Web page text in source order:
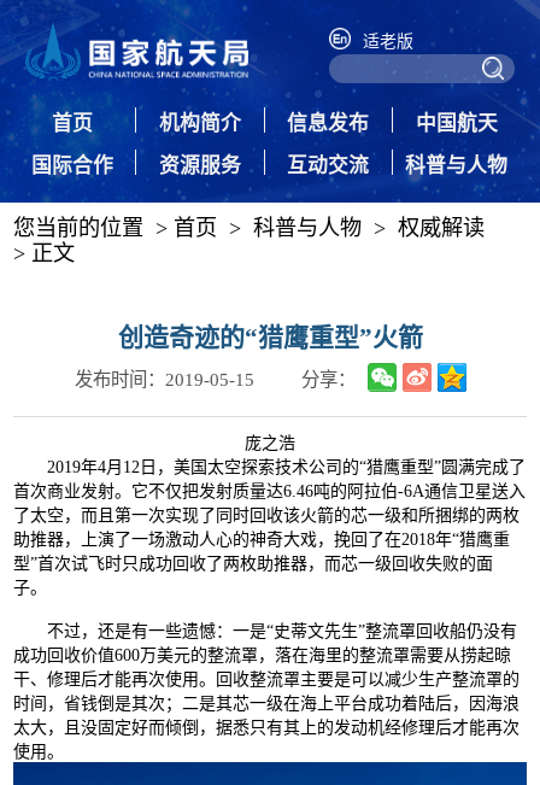
适老版
首页 机构简介 信息发布
中国航天
国际合作
资源服务 互动交流 科普与人物
您当前的位置 > 首页 >科普与人物 >权威解读
> 正文
创造奇迹的“猎鹰重型”火箭
发布时间：2019-05-15 分享：
庞之浩
2019年4月12日，美国太空探索技术公司的“猎鹰重型”圆满完成了
首次商业发射。它不仅把发射质量达6.46吨的阿拉伯-6A通信卫星送入
了太空，而且第一次实现了同时回收该火箭的芯一级和所捆绑的两枚
助推器，上演了一场激动人心的神奇大戏，挽回了在2018年“猎鹰重
型”首次试飞时只成功回收了两枚助推器，而芯一级回收失败的面
子。
不过，还是有一些遗憾：一是“史蒂文先生”整流罩回收船仍没有
成功回收价值600万美元的整流罩，落在海里的整流罩需要从捞起晾
干、修理后才能再次使用。回收整流罩主要是可以减少生产整流罩的
时间，省钱倒是其次；二是其芯一级在海上平台成功着陆后，因海浪
太大，且没固定好而倾倒，据悉只有其上的发动机经修理后才能再次
使用。